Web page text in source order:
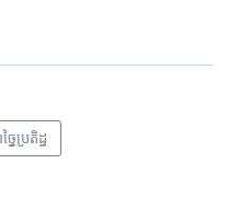
នៃប្រតិដ្ឋ